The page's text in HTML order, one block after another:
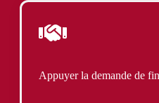
Appuyer la demande de